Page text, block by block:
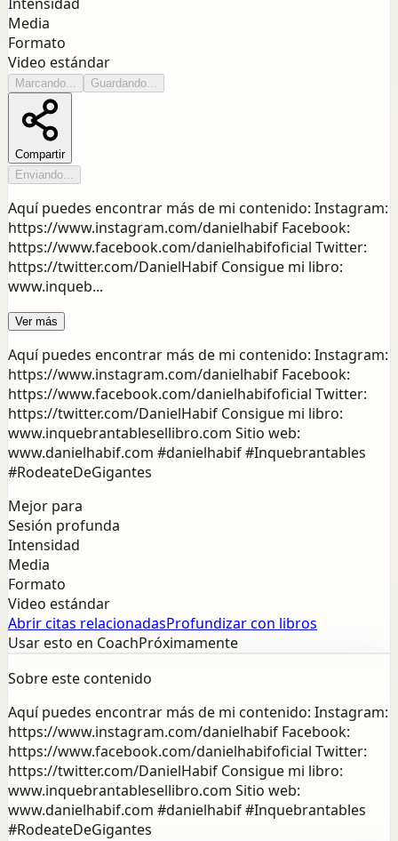
Media
Formato
Video estándar
Marcando... Guardando...
Compartir
Enviando...
Aquí puedes encontrar más de mi contenido: Instagram:
https://www.instagram.com/danielhabif Facebook:
https://www.facebook.com/danielhabifoficial Twitter:
https://twitter.com/DanielHabif Consigue mi libro:
www.inqueb...
Ver más
Aquí puedes encontrar más de mi contenido: Instagram:
https://www.instagram.com/danielhabif Facebook:
https://www.facebook.com/danielhabifoficial Twitter:
https://twitter.com/DanielHabif Consigue mi libro:
www.inquebrantablesellibro.com Sitio web:
www.danielhabif.com #danielhabif #Inquebrantables
#RodeateDeGigantes
Mejor para
Sesión profunda
Intensidad
Media
Formato
Video estándar
Abrir citas relacionadasProfundizar con libros
Usar esto en CoachPróximamente
Sobre este contenido
Aquí puedes encontrar más de mi contenido: Instagram:
https://www.instagram.com/danielhabif Facebook:
https://www.facebook.com/danielhabifoficial Twitter:
https://twitter.com/DanielHabif Consigue mi libro:
www.inquebrantablesellibro.com Sitio web:
www.danielhabif.com #danielhabif #Inquebrantables
#RodeateDeGigantes